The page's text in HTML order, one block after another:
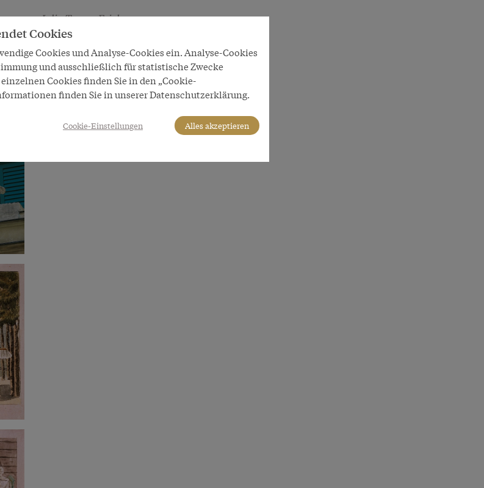
Julia Teresa Friehs
Cookies
Cookies und Analyse-Cookies ein. Analyse-Cookies
und ausschließlich für statistische Zwecke
Cookies finden Sie in den „Cookie-
finden Sie in unserer Datenschutzerklärung.
Cookie-Einstellungen Alles akzeptieren